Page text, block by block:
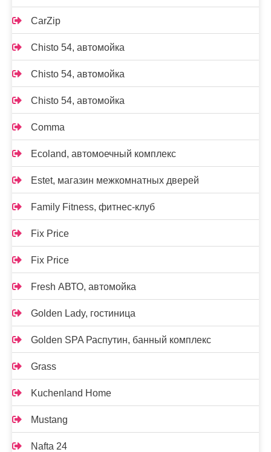
CarZip
Chisto 54, автомойка
Chisto 54, автомойка
Chisto 54, автомойка
Comma
Ecoland, автомоечный комплекс
Estet, магазин межкомнатных дверей
Family Fitness, фитнес-клуб
Fix Price
Fix Price
Fresh АВТО, автомойка
Golden Lady, гостиница
Golden SPA Распутин, банный комплекс
Grass
Kuchenland Home
Mustang
Nafta 24